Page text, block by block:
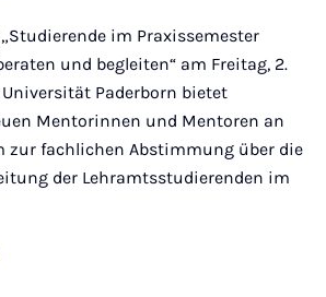
im Praxissemester
und begleiten“ am Freitag, 2.
Universität Paderborn bietet
Mentorinnen und Mentoren an
zur fachlichen Abstimmung über die
der Lehramtsstudierenden im